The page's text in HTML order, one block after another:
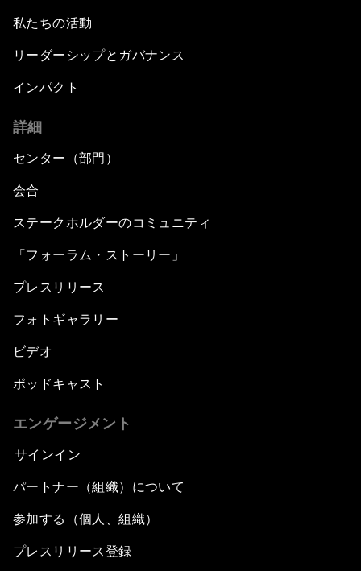
私たちの活動
リーダーシップとガバナンス
インパクト
詳細
センター（部門）
会合
ステークホルダーのコミュニティ
「フォーラム・ストーリー」
プレスリリース
フォトギャラリー
ビデオ
ポッドキャスト
エンゲージメント
サインイン
パートナー（組織）について
参加する（個人、組織）
プレスリリース登録